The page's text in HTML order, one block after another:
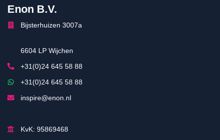
Enon B.V.
Bijsterhuizen 3007a
6604 LP Wijchen
+31(0)24 645 58 88
+31(0)24 645 58 88
inspire@enon.nl
KvK: 95869468